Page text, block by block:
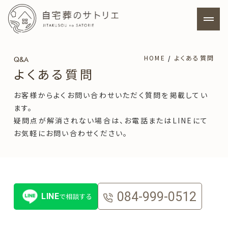
ホーム
サトリエの特徴
料金プラン
寺院葬について
Q&A
よくある質問
お客様からよくお問い合わせいただく質問を掲載してい
ます。
疑問点が解消されない場合は、お電話またはLINEにて
お気軽にお問い合わせください。
HOME よくある質問
LINEで相談する 084-999-0512